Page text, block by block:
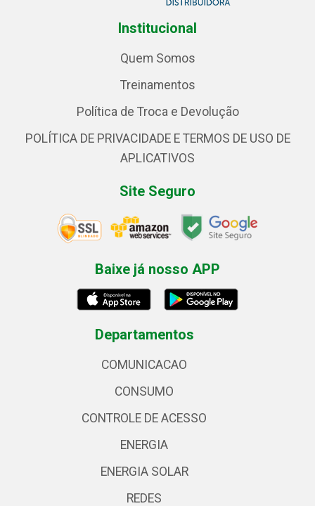
Institucional
Quem Somos
Treinamentos
Política de Troca e Devolução
POLÍTICA DE PRIVACIDADE E TERMOS DE USO DE
APLICATIVOS
Site Seguro
Baixe já nosso APP
Departamentos
COMUNICACAO
CONSUMO
CONTROLE DE ACESSO
ENERGIA
ENERGIA SOLAR
REDES